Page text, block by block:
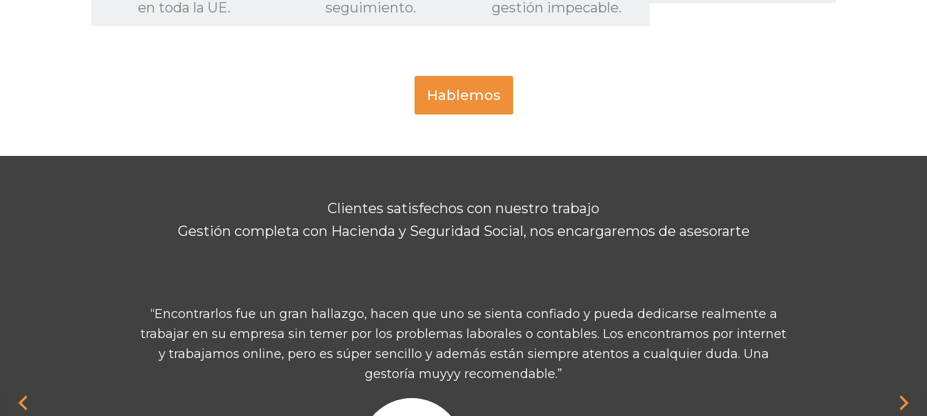
en toda la UE.
seguimiento.
gestión impecable.
Hablemos
Clientes satisfechos con nuestro trabajo
Gestión completa con Hacienda y Seguridad Social, nos encargaremos de asesorarte
“Su web me aportó mucha información, me di de alta con ellos y me atendieron muy bien, son muy
profesionales. Ya hace dos años que estoy con ellos y son insuperables, la mejor asesoría de Castellón.”